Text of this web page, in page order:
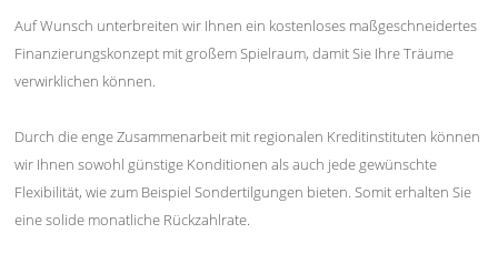
Auf Wunsch unterbreiten wir Ihnen ein kostenloses maßgeschneidertes
Finanzierungskonzept mit großem Spielraum, damit Sie Ihre Träume
verwirklichen können.
Durch die enge Zusammenarbeit mit regionalen Kreditinstituten können
wir Ihnen sowohl günstige Konditionen als auch jede gewünschte
Flexibilität, wie zum Beispiel Sondertilgungen bieten. Somit erhalten Sie
eine solide monatliche Rückzahlrate.